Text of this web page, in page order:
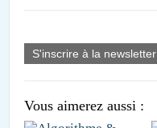
S'inscrire à la newsletter
Vous aimerez aussi :